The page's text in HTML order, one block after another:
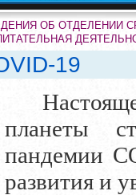
ОБ ОТДЕЛЕНИИ
19
планеты
пандемии
развития и